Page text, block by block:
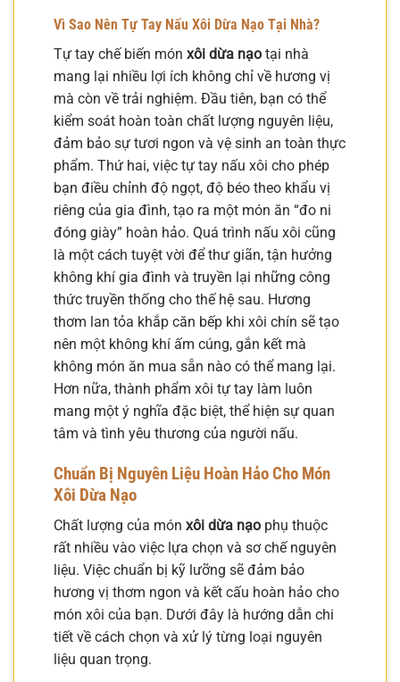
Vì Sao Nên Tự Tay Nấu Xôi Dừa Nạo Tại Nhà?
Tự tay chế biến món xôi dừa nạo tại nhà
mang lại nhiều lợi ích không chỉ về hương vị
mà còn về trải nghiệm. Đầu tiên, bạn có thể
kiểm soát hoàn toàn chất lượng nguyên liệu,
đảm bảo sự tươi ngon và vệ sinh an toàn thực
phẩm. Thứ hai, việc tự tay nấu xôi cho phép
bạn điều chỉnh độ ngọt, độ béo theo khẩu vị
riêng của gia đình, tạo ra một món ăn “đo ni
đóng giày” hoàn hảo. Quá trình nấu xôi cũng
là một cách tuyệt vời để thư giãn, tận hưởng
không khí gia đình và truyền lại những công
thức truyền thống cho thế hệ sau. Hương
thơm lan tỏa khắp căn bếp khi xôi chín sẽ tạo
nên một không khí ấm cúng, gắn kết mà
không món ăn mua sẵn nào có thể mang lại.
Hơn nữa, thành phẩm xôi tự tay làm luôn
mang một ý nghĩa đặc biệt, thể hiện sự quan
tâm và tình yêu thương của người nấu.
Chuẩn Bị Nguyên Liệu Hoàn Hảo Cho Món
Xôi Dừa Nạo
Chất lượng của món xôi dừa nạo phụ thuộc
rất nhiều vào việc lựa chọn và sơ chế nguyên
liệu. Việc chuẩn bị kỹ lưỡng sẽ đảm bảo
hương vị thơm ngon và kết cấu hoàn hảo cho
món xôi của bạn. Dưới đây là hướng dẫn chi
tiết về cách chọn và xử lý từng loại nguyên
liệu quan trọng.